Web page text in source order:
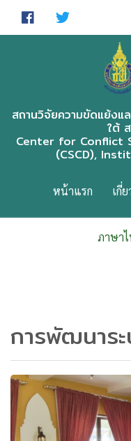
สถานวิจัยความขัดแย้งแ
ใต้
Center for Conflict
(CSCD),
หน้าแรก เกี่
ภาษา
การพัฒนาร